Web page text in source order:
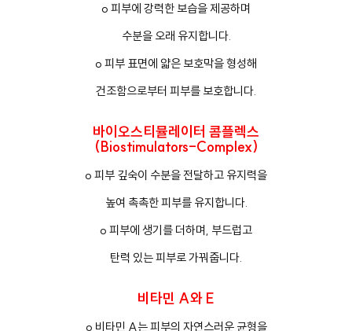
o 피부에 강력한 보습을 제공하며
수분을 오래 유지합니다.
o 피부 표면에 얇은 보호막을 형성해
건조함으로부터 피부를 보호합니다.
바이오스티뮬레이터 콤플렉스
(Biostimulators-Complex)
o 피부 깊숙이 수분을 전달하고 유지력을
높여 촉촉한 피부를 유지합니다.
o 피부에 생기를 더하며, 부드럽고
탄력 있는 피부로 가꿔줍니다.
비타민 A와 E
o 비타민 A는 피부의 자연스러운 균형을